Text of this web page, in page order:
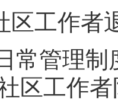
工作者
常管理
区工作